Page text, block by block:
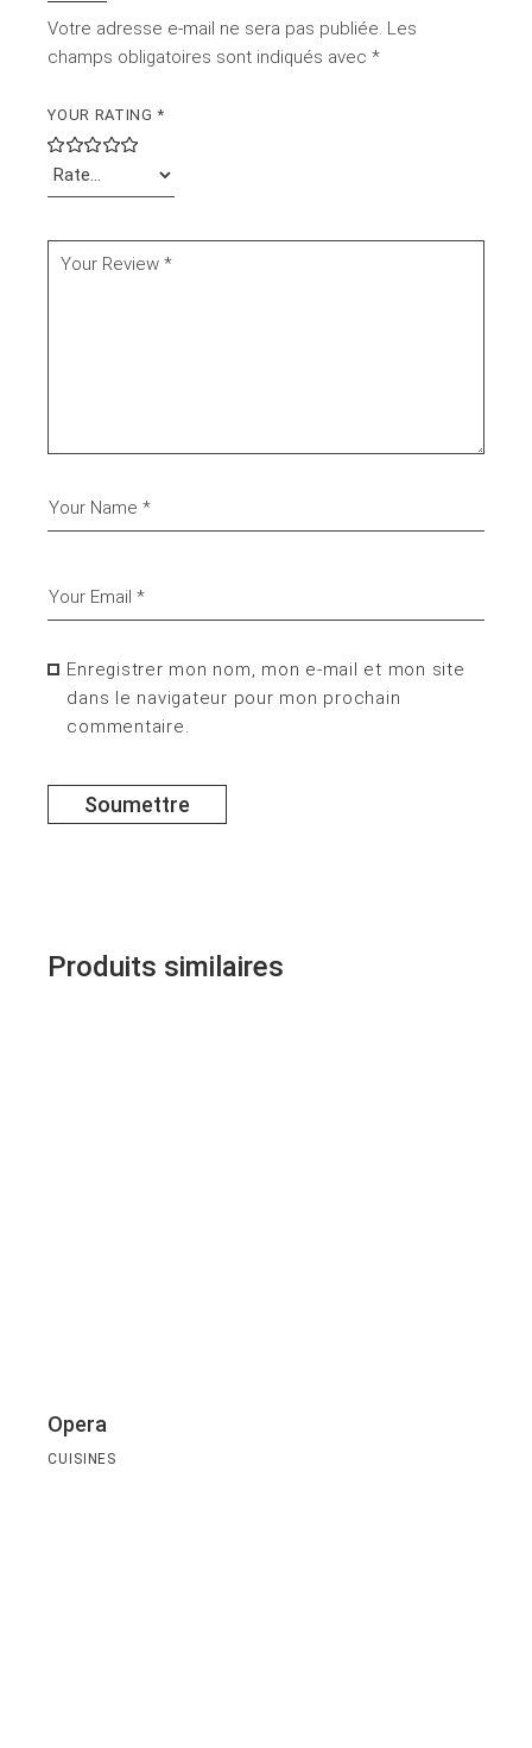
Votre adresse e-mail ne sera pas publiée. Les
champs obligatoires sont indiqués avec*
YOUR RATING*
Enregistrer mon nom, mon e-mail et mon site
dans le navigateur pour mon prochain
commentaire.
Soumettre
Produits similaires
Opera
CUISINES